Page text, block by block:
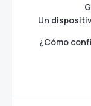
Un
¿Cómo